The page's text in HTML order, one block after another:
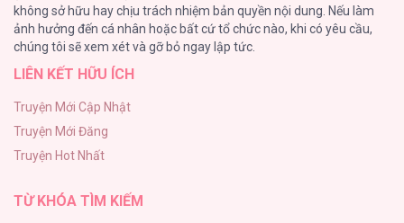
Cuộc Sống Sung Sướng Trong Tù
140
Đứa Nhỏ Không Phải Là Con Anh
Mùa Xuân Hoa Nở
104
không sở hữu hay chịu trách nhiệm bản quyền nội dung. Nếu làm
ảnh hưởng đến cá nhân hoặc bất cứ tổ chức nào, khi có yêu cầu,
chúng tôi sẽ xem xét và gỡ bỏ ngay lập tức.
LIÊN KẾT HỮU ÍCH
Truyện Mới Cập Nhật
Truyện Mới Đăng
Truyện Hot Nhất
TỪ KHÓA TÌM KIẾM